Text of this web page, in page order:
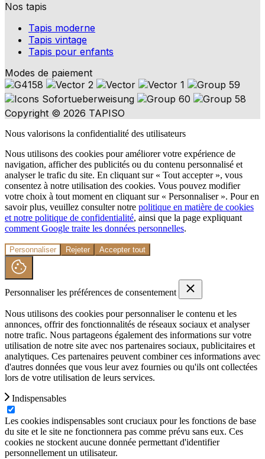
Nos tapis
Tapis moderne
Tapis vintage
Tapis pour enfants
Modes de paiement
Copyright © 2026 TAPISO
Nous valorisons la confidentialité des utilisateurs
Nous utilisons des cookies pour améliorer votre expérience de
navigation, afficher des publicités ou du contenu personnalisé et
analyser le trafic du site. En cliquant sur « Tout accepter », vous
consentez à notre utilisation des cookies. Vous pouvez modifier
votre choix à tout moment en cliquant sur « Personnaliser ». Pour en
savoir plus, veuillez consulter notre politique en matière de cookies
et notre politique de confidentialité, ainsi que la page expliquant
comment Google traite les données personnelles.
Personnaliser Rejeter Accepter tout
Personnaliser les préférences de consentement
Nous utilisons des cookies pour personnaliser le contenu et les
annonces, offrir des fonctionnalités de réseaux sociaux et analyser
notre trafic. Nous partageons également des informations sur votre
utilisation de notre site avec nos partenaires sociaux, publicitaires et
analytiques. Ces partenaires peuvent combiner ces informations avec
d'autres données que vous leur avez fournies ou qu'ils ont collectées
lors de votre utilisation de leurs services.
Indispensables
Les cookies indispensables sont cruciaux pour les fonctions de base
du site et le site ne fonctionnera pas comme prévu sans eux. Ces
cookies ne stockent aucune donnée permettant d'identifier
personnellement un utilisateur.